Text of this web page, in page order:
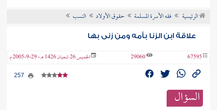
الفتوى
الرئيسية فقه الأسرة المسلمة حقوق الأولاد النسب
علاقة ابن الزنا بأمه ومن زنى بها
67595
29060 الخميس 26 شعبان 1426 هـ - 29-9-2005 م
السؤال